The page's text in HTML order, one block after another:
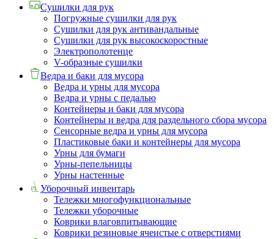
Сушилки для рук
Погружные сушилки для рук
Сушилки для рук антивандальные
Сушилки для рук высокоскоростные
Электрополотенце
V-образные сушилки
Ведра и баки для мусора
Ведра и урны для мусора
Ведра и урны с педалью
Контейнеры и баки для мусора
Контейнеры и ведра для раздельного сбора мусора
Сенсорные ведра и урны для мусора
Пластиковые баки и контейнеры для мусора
Урны для бумаги
Урны-пепельницы
Урны настенные
Уборочный инвентарь
Тележки многофункциональные
Тележки уборочные
Коврики влаговпитывающие
Коврики резиновые ячеистые с отверстиями